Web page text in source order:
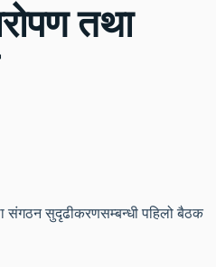
तथा
संगठन सुदृढीकरणसम्बन्धी पहिलो बैठक